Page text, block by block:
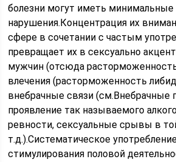
болезни могут иметь минимальные
нарушения.Концентрация их
сфере в сочетании с частым
превращает их в сексуально
мужчин (отсюда
влечения (расторможенность
внебрачные связи (см.Внебрачные
проявление так называемого
ревности, сексуальные срывы в
т.д.).Систематическое
стимулирования половой